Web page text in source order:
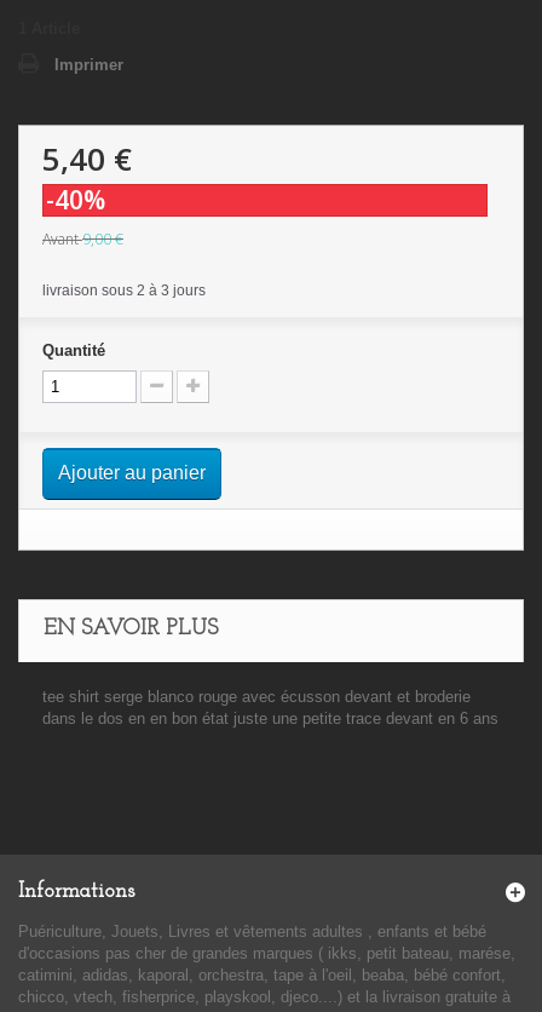
Imprimer
5,40 €
-40%
Avant9,00 €
livraison sous 2 à 3 jours
Quantité
Ajouter au panier
EN SAVOIR PLUS
tee shirt serge blanco rouge avec écusson devant et broderie
dans le dos en en bon état juste une petite trace devant en 6 ans
Informations
Puériculture, Jouets, Livres et vêtements adultes , enfants et bébé
d'occasions pas cher de grandes marques ( ikks, petit bateau, marése,
catimini, adidas, kaporal, orchestra, tape à l'oeil, beaba, bébé confort,
chicco, vtech, fisherprice, playskool, djeco....) et la livraison gratuite à